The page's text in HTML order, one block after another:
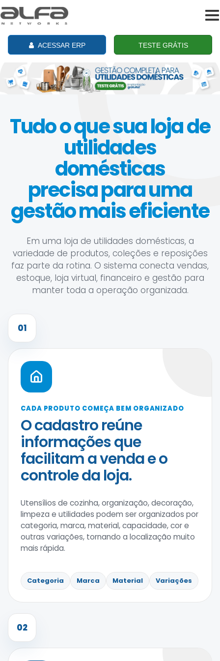
ACESSAR ERP TESTE GRÁTIS
Tudo o que sua loja de
utilidades
domésticas
precisa para uma
gestão mais eficiente
Em uma loja de utilidades domésticas, a
variedade de produtos, coleções e reposições
faz parte da rotina. O sistema conecta vendas,
estoque, loja virtual, financeiro e gestão para
manter toda a operação organizada.
01
CADA PRODUTO COMEÇA BEM ORGANIZADO
O cadastro reúne
informações que
facilitam a venda e o
controle da loja.
Utensílios de cozinha, organização, decoração,
limpeza e utilidades podem ser organizados por
categoria, marca, material, capacidade, cor e
outras variações, tornando a localização muito
mais rápida.
Categoria Marca Material Variações
02